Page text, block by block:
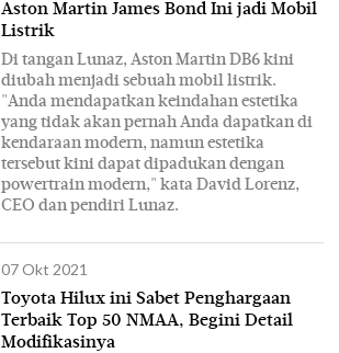
Aston Martin James Bond Ini jadi Mobil
Listrik
Di tangan Lunaz, Aston Martin DB6 kini
diubah menjadi sebuah mobil listrik.
"Anda mendapatkan keindahan estetika
yang tidak akan pernah Anda dapatkan di
kendaraan modern, namun estetika
tersebut kini dapat dipadukan dengan
powertrain modern," kata David Lorenz,
CEO dan pendiri Lunaz.
07 Okt 2021
Toyota Hilux ini Sabet Penghargaan
Terbaik Top 50 NMAA, Begini Detail
Modifikasinya